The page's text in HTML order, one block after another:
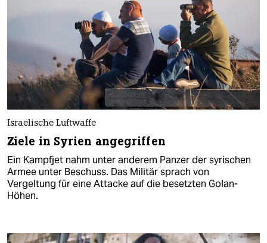
Israelische Luftwaffe
Ziele in Syrien angegriffen
Ein Kampfjet nahm unter anderem Panzer der syrischen
Armee unter Beschuss. Das Militär sprach von
Vergeltung für eine Attacke auf die besetzten Golan-
Höhen.